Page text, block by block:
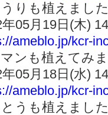
りも植えまし
05月19日(木)
ameblo.jp/kcr-
ンも植えてみ
05月18日(水)
ameblo.jp/kcr-
うも植えまし